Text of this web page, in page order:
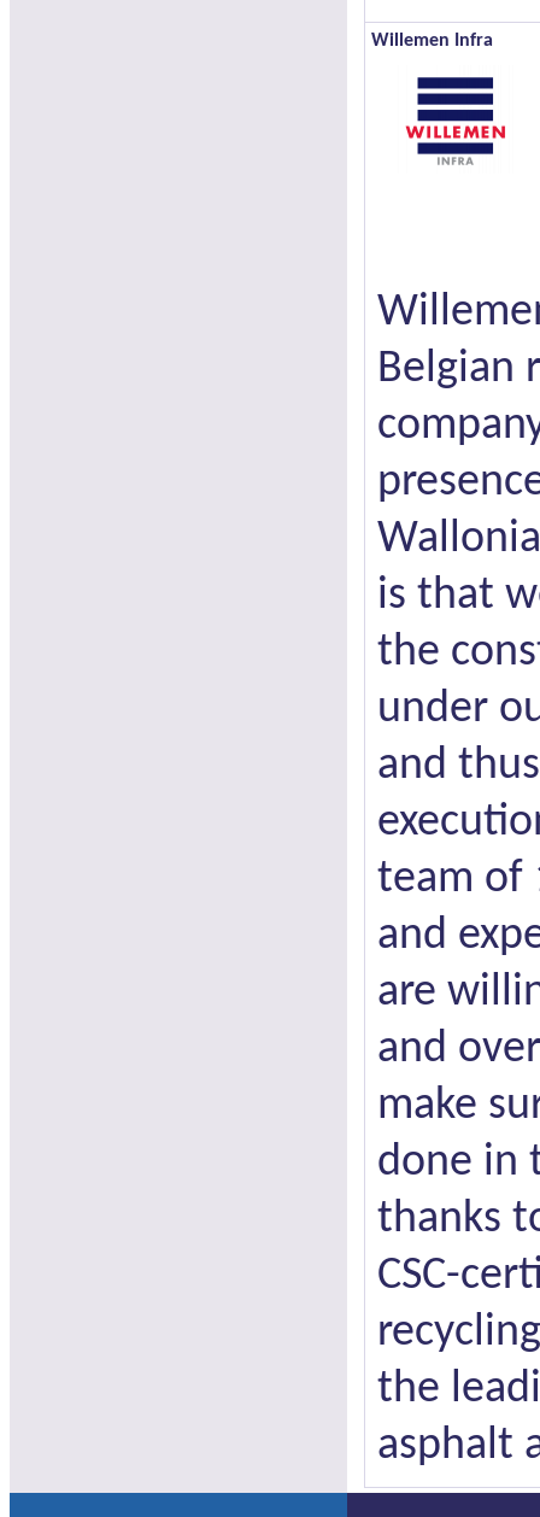
Willemen Infra
Belgian
is that
the
under
and
team of
and
are
and
make
done in
thanks
CSC-
the
asphalt